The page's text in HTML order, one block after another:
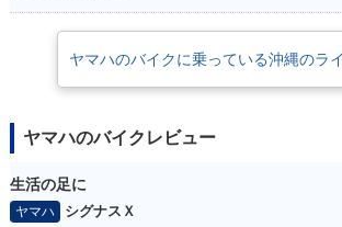
ヤマハのバイクに乗っている沖縄のラ
ヤマハのバイクレビュー
生活の足に
ヤマハ
シグナスＸ